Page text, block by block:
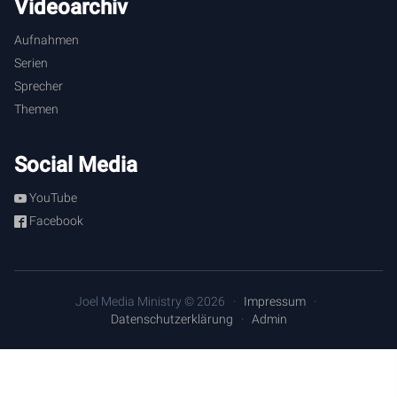
Videoarchiv
Aufnahmen
Serien
Sprecher
Themen
Social Media
YouTube
Facebook
Joel Media Ministry © 2026
Impressum
Datenschutzerklärung
Admin